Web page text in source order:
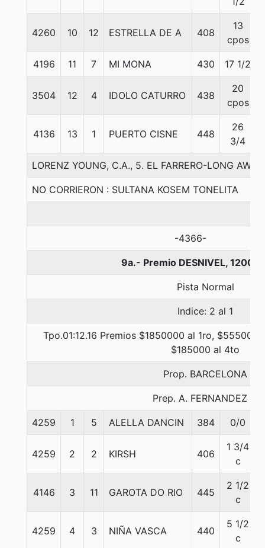
4260 10 12 ESTRELLA DE A 408
13
cpos
4196 11 7 MI MONA 430 17 1/2
3504 12 4 IDOLO CATURRO 438
20
cpos
4136 13 1 PUERTO CISNE 448
26
3/4
LORENZ YOUNG, C.A., 5. EL FARRERO-LONG
NO CORRIERON : SULTANA KOSEM TONELITA
-4366-
9a.- Premio DESNIVEL, 1200
Pista Normal
Indice: 2 al 1
Tpo.01:12.16 Premios $1850000 al 1ro,
$185000 al 4to
Prop. BARCELONA
Prep. A. FERNANDEZ L.
4259 1 5 ALELLA DANCIN 384 0/0
4259 2 2 KIRSH 406
1 3/4
c
4146 3 11 GAROTA DO RIO 445
2 1/2
c
4259 4 3 NIÑA VASCA 440
5 1/2
c